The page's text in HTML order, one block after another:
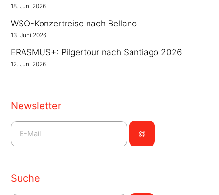
18. Juni 2026
WSO-Konzertreise nach Bellano
13. Juni 2026
ERASMUS+: Pilgertour nach Santiago 2026
12. Juni 2026
Newsletter
Suche